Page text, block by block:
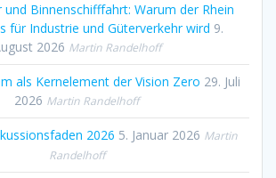
und Binnenschifffahrt: Warum der Rhein
für Industrie und Güterverkehr wird 9.
2026 Martin Randelhoff
als Kernelement der Vision Zero 29. Juli
2026 Martin Randelhoff
2026 5. Januar 2026 Martin
Randelhoff